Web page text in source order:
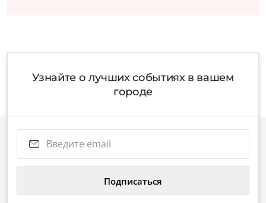
Узнайте о лучших событиях в вашем
городе